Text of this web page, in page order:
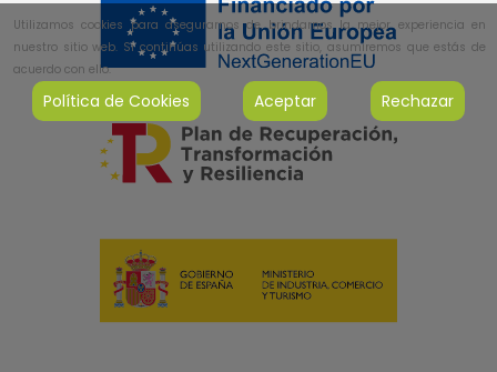
Utilizamos cookies para asegurarnos de brindarnos la mejor experiencia en
nuestro sitio web. Si continúas utilizando este sitio, asumiremos que estás de
acuerdo con ello.
Política de Cookies Aceptar Rechazar